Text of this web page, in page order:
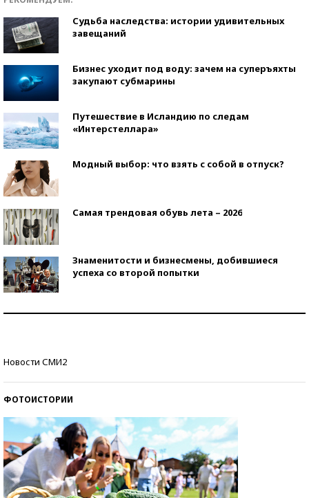
Судьба наследства: истории удивительных
завещаний
Бизнес уходит под воду: зачем на суперъяхты
закупают субмарины
Путешествие в Исландию по следам
«Интерстеллара»
Модный выбор: что взять с собой в отпуск?
Самая трендовая обувь лета – 2026
Знаменитости и бизнесмены, добившиеся
успеха со второй попытки
Новости СМИ2
ФОТОИСТОРИИ